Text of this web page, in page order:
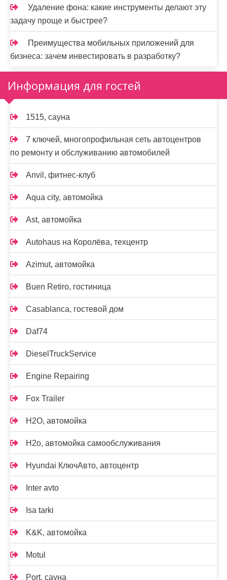
Удаление фона: какие инструменты делают эту
задачу проще и быстрее?
Преимущества мобильных приложений для
бизнеса: зачем инвестировать в разработку?
Информация для гостей
1515, сауна
7 ключей, многопрофильная сеть автоцентров
по ремонту и обслуживанию автомобилей
Anvil, фитнес-клуб
Aqua city, автомойка
Ast, автомойка
Autohaus на Королёва, техцентр
Azimut, автомойка
Buen Retiro, гостиница
Casablanca, гостевой дом
Daf74
DieselTruckService
Engine Repairing
Fox Trailer
H2O, автомойка
H2o, автомойка самообслуживания
Hyundai КлючАвто, автоцентр
Inter avto
Isa tarki
K&K, автомойка
Motul
Port, сауна